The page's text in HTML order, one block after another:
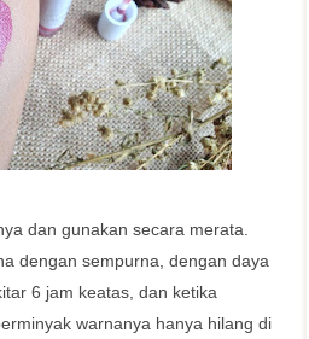
dan gunakan secara merata.
dengan sempurna, dengan daya
6 jam keatas, dan ketika
warnanya hanya hilang di